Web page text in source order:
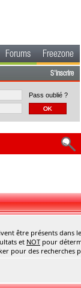
Forums Freezone
S'inscrire
Pass oublié ?
être présents dans
et NOT pour
pour des recherches